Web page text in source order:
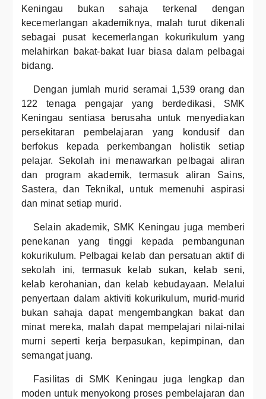
Keningau bukan sahaja terkenal dengan
kecemerlangan akademiknya, malah turut dikenali
sebagai pusat kecemerlangan kokurikulum yang
melahirkan bakat-bakat luar biasa dalam pelbagai
bidang.
Dengan jumlah murid seramai 1,539 orang dan
122 tenaga pengajar yang berdedikasi, SMK
Keningau sentiasa berusaha untuk menyediakan
persekitaran pembelajaran yang kondusif dan
berfokus kepada perkembangan holistik setiap
pelajar. Sekolah ini menawarkan pelbagai aliran
dan program akademik, termasuk aliran Sains,
Sastera, dan Teknikal, untuk memenuhi aspirasi
dan minat setiap murid.
Selain akademik, SMK Keningau juga memberi
penekanan yang tinggi kepada pembangunan
kokurikulum. Pelbagai kelab dan persatuan aktif di
sekolah ini, termasuk kelab sukan, kelab seni,
kelab kerohanian, dan kelab kebudayaan. Melalui
penyertaan dalam aktiviti kokurikulum, murid-murid
bukan sahaja dapat mengembangkan bakat dan
minat mereka, malah dapat mempelajari nilai-nilai
murni seperti kerja berpasukan, kepimpinan, dan
semangat juang.
Fasilitas di SMK Keningau juga lengkap dan
moden untuk menyokong proses pembelajaran dan